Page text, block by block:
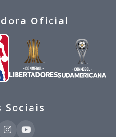
Oficial
Sociais